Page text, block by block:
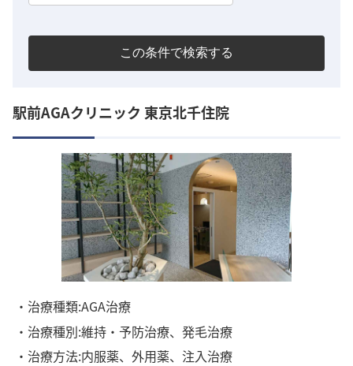
この条件で検索する
駅前AGAクリニック 東京北千住院
・治療種類:AGA治療
・治療種別:維持・予防治療、発毛治療
・治療方法:内服薬、外用薬、注入治療